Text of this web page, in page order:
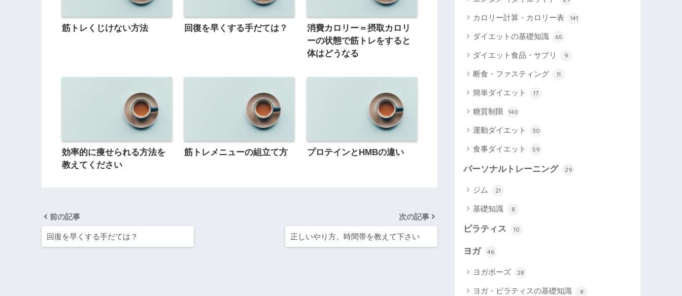
筋トレくじけない方法 回復を早くする手だては？
消費カロリー＝摂取カロリ
ーの状態で筋トレをすると
体はどうなる
効率的に痩せられる方法を
教えてください
筋トレメニューの組立て方 プロテインとHMBの違い
前の記事
回復を早くする手だては？
次の記事
正しいやり方、時間帯を教えて下さい
カロリー計算・カロリー表 141
ダイエットの基礎知識 65
ダイエット食品・サプリ 9
断食・ファスティング 11
簡単ダイエット 17
糖質制限 140
運動ダイエット 30
食事ダイエット 59
パーソナルトレーニング 29
ジム 21
基礎知識 8
ピラティス 10
ヨガ 46
ヨガポーズ 28
ヨガ・ピラティスの基礎知識 8